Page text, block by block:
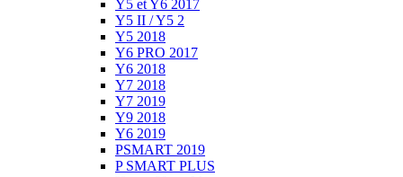
Y5 et Y6 2017
Y5 II / Y5 2
Y5 2018
Y6 PRO 2017
Y6 2018
Y7 2018
Y7 2019
Y9 2018
Y6 2019
PSMART 2019
P SMART PLUS